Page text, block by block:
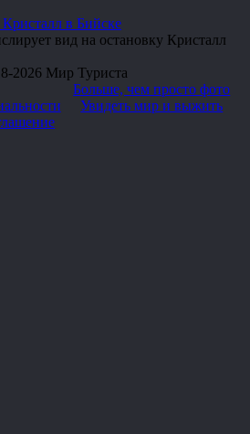
в Бийске
вид на остановку Кристалл
2026 Мир Туриста
Больше, чем просто фото
Увидеть мир и выжить